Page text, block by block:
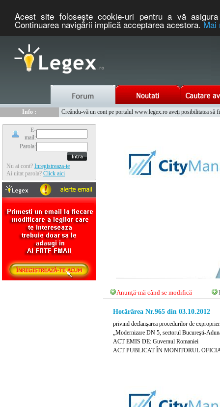
Acest site foloseşte cookie-uri pentru a vă
Continuarea navigării implică acceptarea acestora.Mai
Info :
www.tntauto.ro - Managementul Integrat al Parcului Auto
E-
mail:
Parola:
Nu ai cont? Inregistreaza-te
Ai uitat parola? Click aici
Anunţă-mă când se modifică
Hotărârea Nr.965 din 03.10.2012
privind declanşarea procedurilor de
„Modernizare DN 5, sectorul Bucureşti-
ACT EMIS DE: Guvernul Romaniei
ACT PUBLICAT ÎN MONITORUL